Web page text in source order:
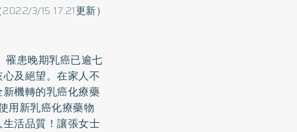
3/15 17:21更新）
罹患晚期乳癌已逾七
及絕望。在家人不
機轉的乳癌化療藥
用新乳癌化療藥物
活品質！讓張女士